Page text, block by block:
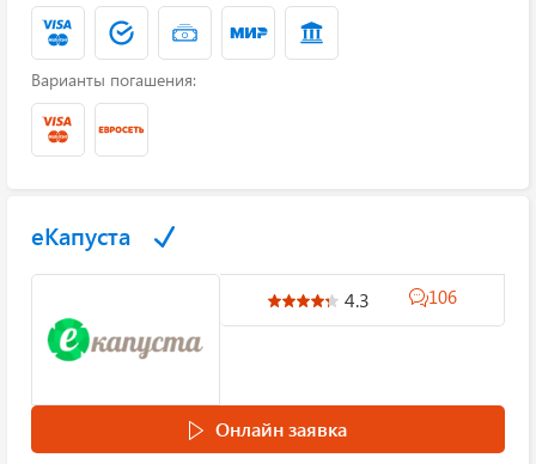
Варианты погашения:
еКапуста
4.3 106
Онлайн заявка